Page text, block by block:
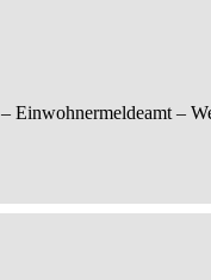
– Einwohnermeldeamt –